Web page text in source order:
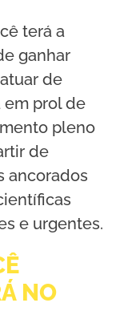
terá a
ganhar
de
em prol de
pleno
de
ancorados
e urgentes.
NO